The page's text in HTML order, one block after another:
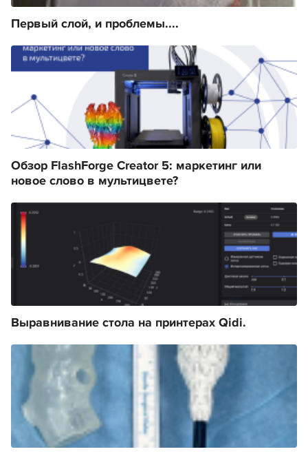
Первый слой, и проблемы....
Обзор FlashForge Creator 5: маркетинг или
новое слово в мультицвете?
Выравнивание стола на принтерах Qidi.